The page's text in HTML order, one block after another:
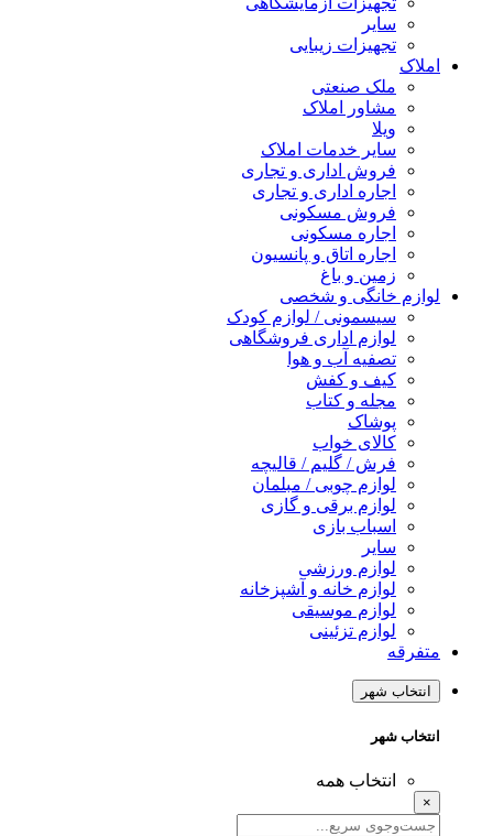
سایر
تجهیزات زیبایی
املاک
ملک صنعتی
مشاور املاک
ویلا
سایر خدمات املاک
فروش اداری و تجاری
اجاره اداری و تجاری
فروش مسکونی
اجاره مسکونی
اجاره اتاق و پانسیون
زمین و باغ
لوازم خانگی و شخصی
سیسمونی / لوازم کودک
لوازم اداری فروشگاهی
تصفیه آب و هوا
کیف و کفش
مجله و کتاب
پوشاک
کالای خواب
فرش / گلیم / قالیچه
لوازم چوبی / مبلمان
لوازم برقی و گازی
اسباب بازی
سایر
لوازم ورزشی
لوازم خانه و آشپزخانه
لوازم موسیقی
لوازم تزئینی
متفرقه
انتخاب شهر
انتخاب شهر
انتخاب همه
×